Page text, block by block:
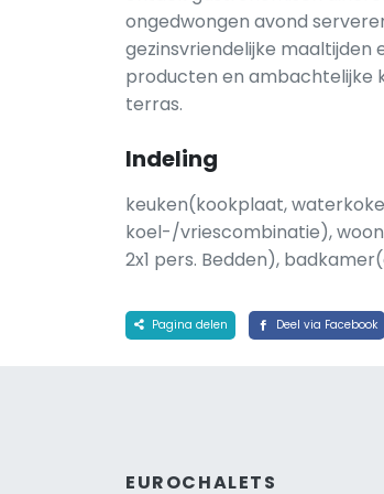
ongedwongen avond
gezinsvriendelijke maaltijden
producten en ambachtelijke
terras.
Indeling
keuken(kookplaat,
koel-/vriescombinatie),
2x1 pers. Bedden),
Pagina delen Deel via Facebook
EUROCHALETS